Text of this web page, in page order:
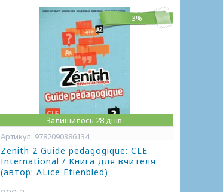
–3%
Залишилось 28 днів
9782090386134
Zenith 2 Guide pedagogique: CLE
International / Книга для вчителя
(автор: ALice Etienbled)